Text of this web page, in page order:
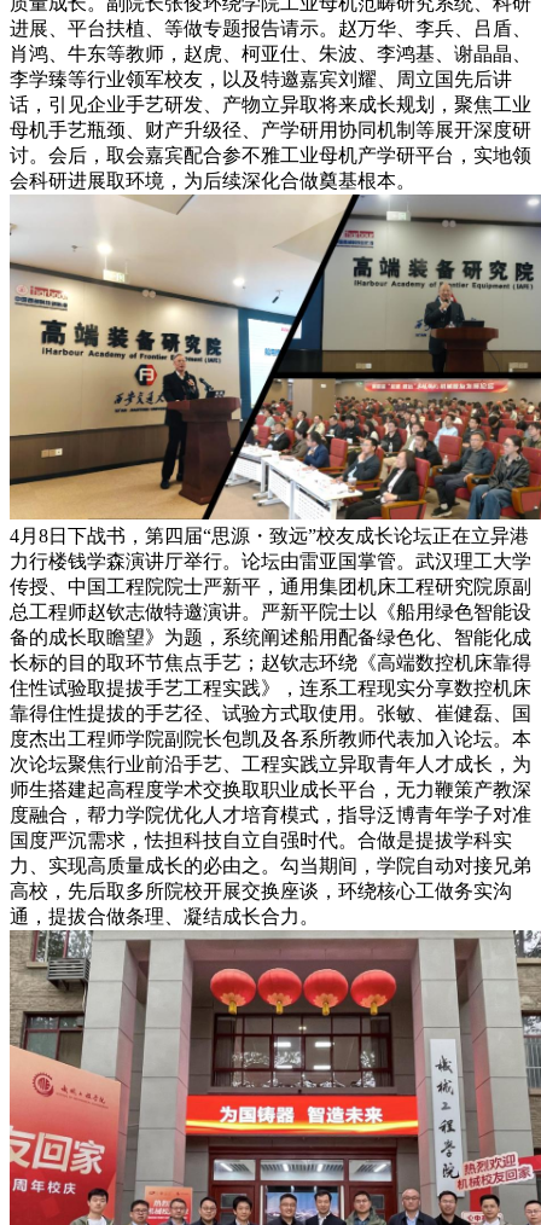
进展、平台扶植、等做专题报告请示。赵万华、李兵、吕盾、
肖鸿、牛东等教师，赵虎、柯亚仕、朱波、李鸿基、谢晶晶、
李学臻等行业领军校友，以及特邀嘉宾刘耀、周立国先后讲
话，引见企业手艺研发、产物立异取将来成长规划，聚焦工业
母机手艺瓶颈、财产升级径、产学研用协同机制等展开深度研
讨。会后，取会嘉宾配合参不雅工业母机产学研平台，实地领
会科研进展取环境，为后续深化合做奠基根本。
4月8日下战书，第四届“思源・致远”校友成长论坛正在立异港
力行楼钱学森演讲厅举行。论坛由雷亚国掌管。武汉理工大学
传授、中国工程院院士严新平，通用集团机床工程研究院原副
总工程师赵钦志做特邀演讲。严新平院士以《船用绿色智能设
备的成长取瞻望》为题，系统阐述船用配备绿色化、智能化成
长标的目的取环节焦点手艺；赵钦志环绕《高端数控机床靠得
住性试验取提拔手艺工程实践》，连系工程现实分享数控机床
靠得住性提拔的手艺径、试验方式取使用。张敏、崔健磊、国
度杰出工程师学院副院长包凯及各系所教师代表加入论坛。本
次论坛聚焦行业前沿手艺、工程实践立异取青年人才成长，为
师生搭建起高程度学术交换取职业成长平台，无力鞭策产教深
度融合，帮力学院优化人才培育模式，指导泛博青年学子对准
国度严沉需求，怯担科技自立自强时代。合做是提拔学科实
力、实现高质量成长的必由之。勾当期间，学院自动对接兄弟
高校，先后取多所院校开展交换座谈，环绕核心工做务实沟
通，提拔合做条理、凝结成长合力。